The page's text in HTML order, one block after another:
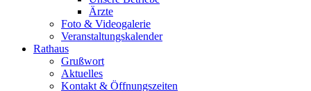
Ärzte
Foto & Videogalerie
Veranstaltungskalender
Rathaus
Grußwort
Aktuelles
Kontakt & Öffnungszeiten